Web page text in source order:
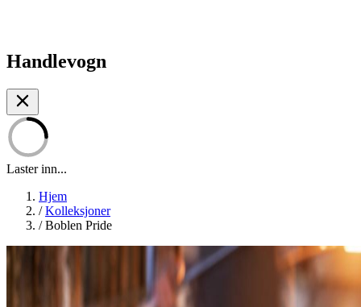
Handlevogn
Laster inn...
Hjem
/ Kolleksjoner
/ Boblen Pride